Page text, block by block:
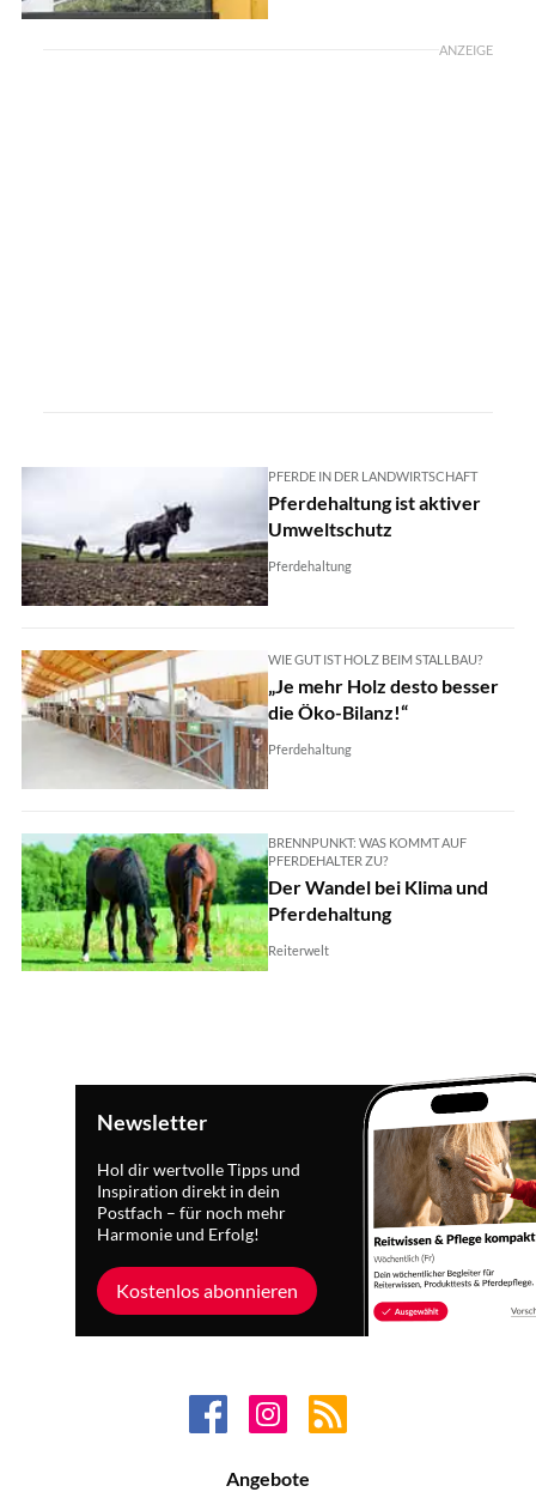
ANZEIGE
PFERDE IN DER LANDWIRTSCHAFT
Pferdehaltung ist aktiver
Umweltschutz
Pferdehaltung
WIE GUT IST HOLZ BEIM STALLBAU?
„Je mehr Holz desto besser
die Öko-Bilanz!“
Pferdehaltung
BRENNPUNKT: WAS KOMMT AUF
PFERDEHALTER ZU?
Der Wandel bei Klima und
Pferdehaltung
Reiterwelt
Newsletter
Hol dir wertvolle Tipps und
Inspiration direkt in dein
Postfach – für noch mehr
Harmonie und Erfolg!
Kostenlos abonnieren
Angebote